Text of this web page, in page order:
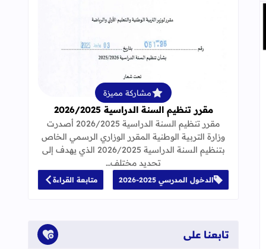
قراءة المزيد عن مقرر تنظيم السنة الدراسية
مشاركة مميزة
مقرر تنظيم السنة الدراسية 2026/2025
مقرر تنظيم السنة الدراسية 2026/2025 أصدرت
وزارة التربية الوطنية المقرر الوزاري الرسمي الخاص
بتنظيم السنة الدراسية 2026/2025 الذي يهدف إلى
تحديد مختلف…
الدخول المدرسي 2025-2026 متابعة القراءة
تابعنا على